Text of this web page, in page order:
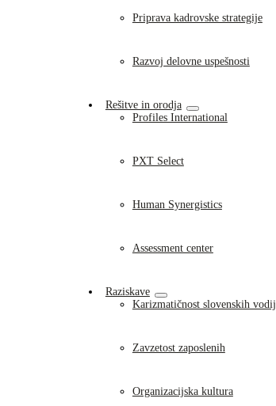
Priprava kadrovske strategije
Razvoj delovne uspešnosti
Rešitve in orodja
Profiles International
PXT Select
Human Synergistics
Assessment center
Raziskave
Karizmatičnost slovenskih vodij
Zavzetost zaposlenih
Organizacijska kultura